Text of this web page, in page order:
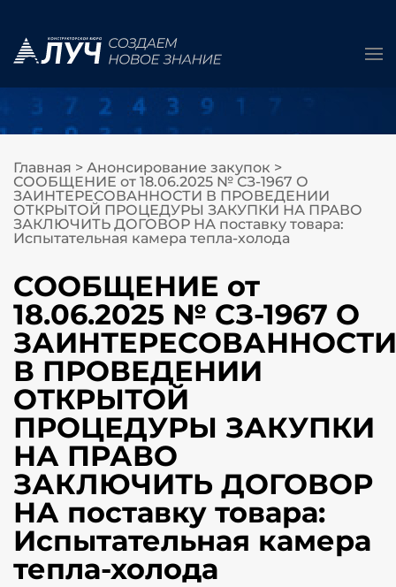
Главная > Анонсирование закупок >
СООБЩЕНИЕ от 18.06.2025 № СЗ-1967 О
ЗАИНТЕРЕСОВАННОСТИ В ПРОВЕДЕНИИ
ОТКРЫТОЙ ПРОЦЕДУРЫ ЗАКУПКИ НА ПРАВО
ЗАКЛЮЧИТЬ ДОГОВОР НА поставку товара:
Испытательная камера тепла-холода
СООБЩЕНИЕ от
18.06.2025 № СЗ-1967 О
ЗАИНТЕРЕСОВАННОСТИ
В ПРОВЕДЕНИИ
ОТКРЫТОЙ
ПРОЦЕДУРЫ ЗАКУПКИ
НА ПРАВО
ЗАКЛЮЧИТЬ ДОГОВОР
НА поставку товара:
Испытательная камера
тепла-холода